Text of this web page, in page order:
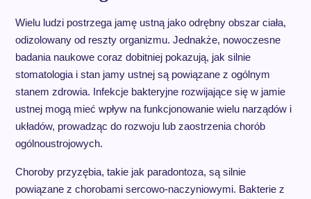
Wielu ludzi postrzega jamę ustną jako odrębny obszar ciała,
odizolowany od reszty organizmu. Jednakże, nowoczesne
badania naukowe coraz dobitniej pokazują, jak silnie
stomatologia i stan jamy ustnej są powiązane z ogólnym
stanem zdrowia. Infekcje bakteryjne rozwijające się w jamie
ustnej mogą mieć wpływ na funkcjonowanie wielu narządów i
układów, prowadząc do rozwoju lub zaostrzenia chorób
ogólnoustrojowych.
Choroby przyzębia, takie jak paradontoza, są silnie
powiązane z chorobami sercowo-naczyniowymi. Bakterie z